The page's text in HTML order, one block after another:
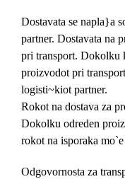
Dostavata se napla}a
partner. Dostavata na
pri transport. Dokolku
proizvodot pri
logisti~kiot partner.
Rokot na dostava za
Dokolku odreden
rokot na isporaka
Odgovornosta za